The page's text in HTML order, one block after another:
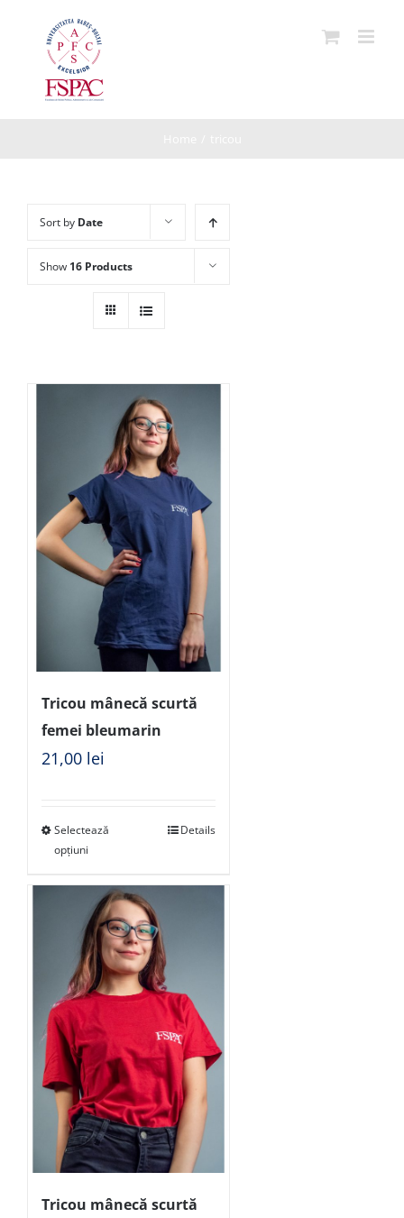
Sort by Date
Show 16 Products
Tricou mânecă scurtă
femei bleumarin
21,00 lei
Selectează
opțiuni
Details
Tricou mânecă scurtă